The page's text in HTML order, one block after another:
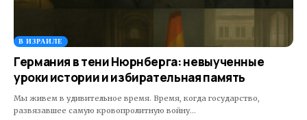
В ИЗРАИЛЕ
Германия в тени Нюрнберга: невыученные
уроки истории и избирательная память
Мы живем в удивительное время. Время, когда государство,
развязавшее самую кровопролитную войну…